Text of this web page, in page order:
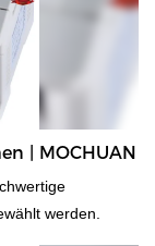
| MOCHUAN
werden.